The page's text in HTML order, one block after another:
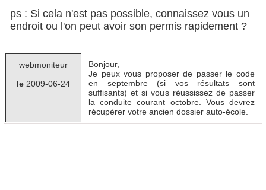
ps : Si cela n'est pas possible, connaissez vous un
endroit ou l'on peut avoir son permis rapidement ?
webmoniteur
le 2009-06-24
Bonjour,
Je peux vous proposer de passer le code
en septembre (si vos résultats sont
suffisants) et si vous réussissez de passer
la conduite courant octobre. Vous devrez
récupérer votre ancien dossier auto-école.